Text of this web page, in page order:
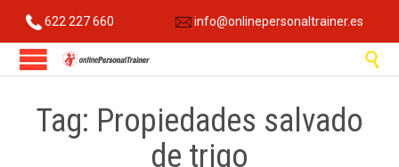
622 227 660 info@onlinepersonaltrainer.es

Tag: Propiedades salvado
de trigo